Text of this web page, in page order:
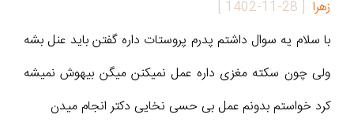
زهرا [
1402-11-28
]
با سلام یه سوال داشتم پدرم پروستات داره گفتن باید عنل بشه
ولی چون سکته مغزی داره عمل نمیکنن میگن بیهوش نمیشه
کرد خواستم بدونم عمل بی حسی نخایی دکتر انجام میدن